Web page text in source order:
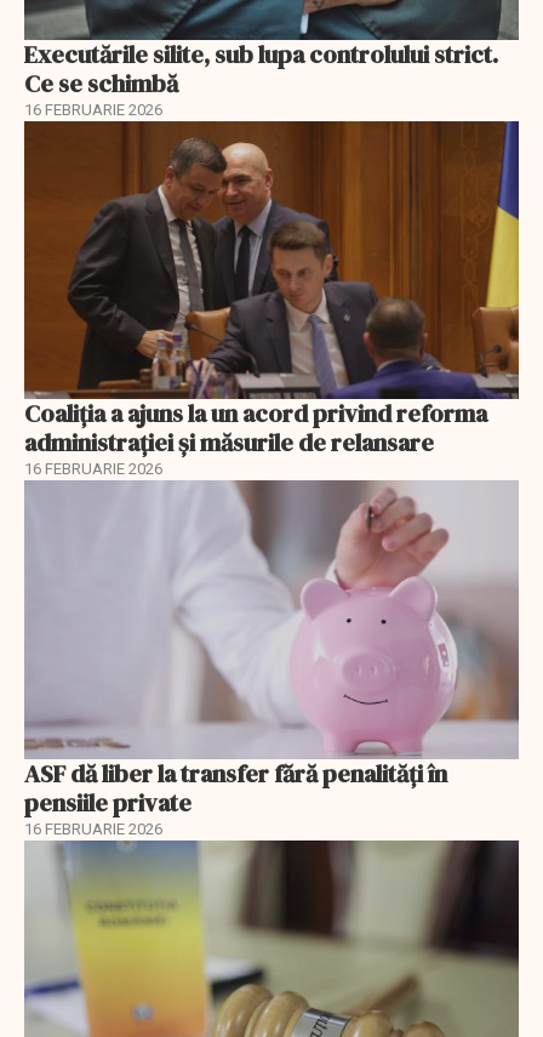
Executările silite, sub lupa controlului strict.
Ce se schimbă
16 FEBRUARIE 2026
Coaliția a ajuns la un acord privind reforma
administrației și măsurile de relansare
16 FEBRUARIE 2026
ASF dă liber la transfer fără penalități în
pensiile private
16 FEBRUARIE 2026